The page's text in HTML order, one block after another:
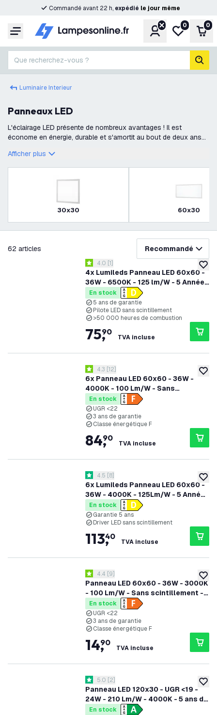
Commandé avant 22 h, expédié le jour même
Menu CompteMa liste de
0 0
Que recherchez-vous ?
Luminaire Interieur
Panneaux LED
L'éclairage LED présente de nombreux avantages ! Il est
économe en énergie, durable et s'amortit au bout de deux ans
d'avantages supplémentaires. Vou
Afficher plus
30x30 60x30
62 articles Recommandé
4x Lumileds Panneau LED 60x60 -
36W - 6500K - 125 lm/W - 5 Années
Garantie
ouvrir le tiroir des avis
4 étoiles de notation
4.0 [1]
En stock
5 ans de garantie
Pilote LED sans scintillement
>50 000 heures de combustion
75,
90
TVA incluse
6x Panneau LED 60x60 - 36W -
4000K - 100 Lm/W - Sans
scintillement - UGR <22 - Garantie
de 3 ans
ouvrir le tiroir des avis
4.3 étoiles de notation
4.3 [12]
En stock
UGR <22
3 ans de garantie
Classe énergétique F
84,
90
TVA incluse
6x Lumileds Panneau LED 60x60 -
36W - 4000K - 125Lm/W - 5 Années
Garantie
ouvrir le tiroir des avis
4.5 étoiles de notation
4.5 [8]
En stock
Garantie 5 ans
Driver LED sans scintillement
113,
40
TVA incluse
Panneau LED 60x60 - 36W - 3000K
- 100 Lm/W - Sans scintillement -
UGR <22 - Garantie de 3 ans
ouvrir le tiroir des avis
4.4 étoiles de notation
4.4 [9]
En stock
UGR <22
3 ans de garantie
Classe énergétique F
14,
90
TVA incluse
Panneau LED 120x30 - UGR <19 -
24W - 210 Lm/W - 4000K - 5 ans de
garantie - Classe énergétique A
ouvrir le tiroir des avis
5 étoiles de notation
5.0 [2]
En stock
filtrer